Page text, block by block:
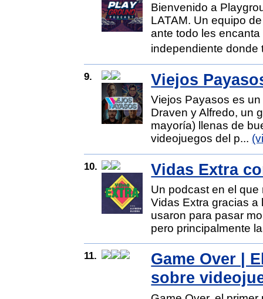
Bienvenido a
LATAM. Un equipo
ante todo les
independiente
9. Viejos
Viejos Payasos es
Draven y Alfredo, un
mayoría) llenas de
videojuegos del p...
10. Vidas Extra
Un podcast en el
Vidas Extra gracias
usaron para pasar
pero principalmente
11.
Game Over |
sobre